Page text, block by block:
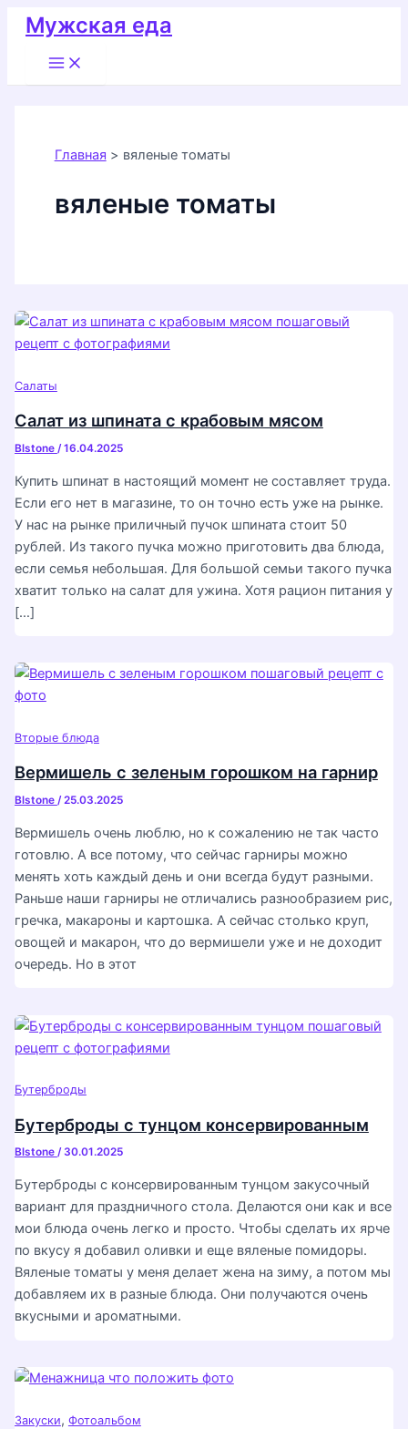
Перейти
содержимому
Мужская еда
Main
Menu
Главная вяленые томаты
вяленые томаты
Салаты
Салат из шпината с крабовым мясом
Blstone /16.04.2025
Купить шпинат в настоящий момент не составляет труда.
Если его нет в магазине, то он точно есть уже на рынке.
У нас на рынке приличный пучок шпината стоит 50
рублей. Из такого пучка можно приготовить два блюда,
если семья небольшая. Для большой семьи такого пучка
хватит только на салат для ужина. Хотя рацион питания у
[…]
Вторые блюда
Вермишель с зеленым горошком на гарнир
Blstone /25.03.2025
Вермишель очень люблю, но к сожалению не так часто
готовлю. А все потому, что сейчас гарниры можно
менять хоть каждый день и они всегда будут разными.
Раньше наши гарниры не отличались разнообразием рис,
гречка, макароны и картошка. А сейчас столько круп,
овощей и макарон, что до вермишели уже и не доходит
очередь. Но в этот
Бутерброды
Бутерброды с тунцом консервированным
Blstone / 30.01.2025
Бутерброды с консервированным тунцом закусочный
вариант для праздничного стола. Делаются они как и все
мои блюда очень легко и просто. Чтобы сделать их ярче
по вкусу я добавил оливки и еще вяленые помидоры.
Вяленые томаты у меня делает жена на зиму, а потом мы
добавляем их в разные блюда. Они получаются очень
вкусными и ароматными.
Закуски, Фотоальбом